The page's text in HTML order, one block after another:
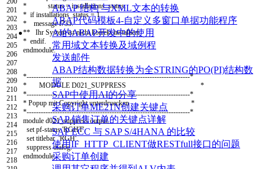
201
202
203
204
205
206
207
208
209
210
211
212
213
214
215
216
217
218
* status = installations_status.
* if installations_status = 1.
* message i735.
** Ihr System ist nicht korrekt installiert
* endif.
endmodule.
*---------------------------------------------------------------------*
* MODULE D021_SUPPRESS *
*---------------------------------------------------------------------*
* Popup mit Copyright unterdruecken *
*---------------------------------------------------------------------*
module d021_suppress output.
set pf-status 'RGHT'.
set titlebar 'RGH'.
suppress dialog.
endmodule.
ABAP 结构 与XML文本的转换
ABAP代码模板4-自定义多窗口单据功能程序
AI的ABAP开发中的使用
常用域文本转换及域例程
发送邮件
ABAP结构数据转换为全STRING的PO(PI)结构数
据
SAP中使用AI的分享
采购订单ME21N创建关键点
SAP 销售订单的关键点详解
SAP ECC 与 SAP S/4HANA 的比较
使用IF_HTTP_CLIENT做RESTfull接口的问题
采购订单创建